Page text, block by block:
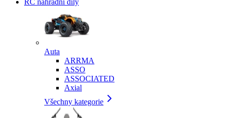
RC náhradní díly
Auta
ARRMA
ASSO
ASSOCIATED
Axial
Všechny kategorie